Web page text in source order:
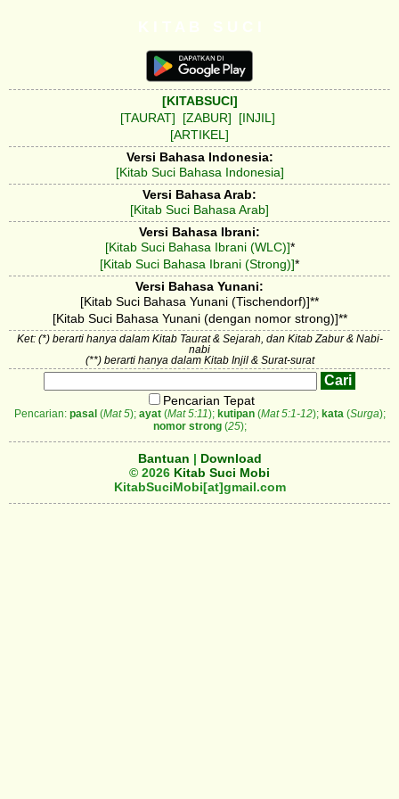
[KITABSUCI]
[TAURAT]
[ZABUR]
[INJIL]
[ARTIKEL]
Versi Bahasa Indonesia:
[Kitab Suci Bahasa Indonesia]
Versi Bahasa Arab:
[Kitab Suci Bahasa Arab]
Versi Bahasa Ibrani:
[Kitab Suci Bahasa Ibrani (WLC)]*
[Kitab Suci Bahasa Ibrani (Strong)]*
Versi Bahasa Yunani:
[Kitab Suci Bahasa Yunani (Tischendorf)]**
[Kitab Suci Bahasa Yunani (dengan nomor strong)]**
Ket: (*) berarti hanya dalam Kitab Taurat & Sejarah, dan Kitab Zabur & Nabi-
nabi
(**) berarti hanya dalam Kitab Injil & Surat-surat
Pencarian Tepat
Pencarian: pasal (Mat 5); ayat(Mat 5:11); kutipan(Mat 5:1-12); kata(Surga);
nomor strong(25);
Bantuan | Download
© 2026 Kitab Suci Mobi
KitabSuciMobi[at]gmail.com